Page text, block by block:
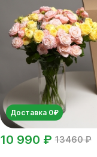
Доставка 0₽
13460 ₽
10 990 ₽